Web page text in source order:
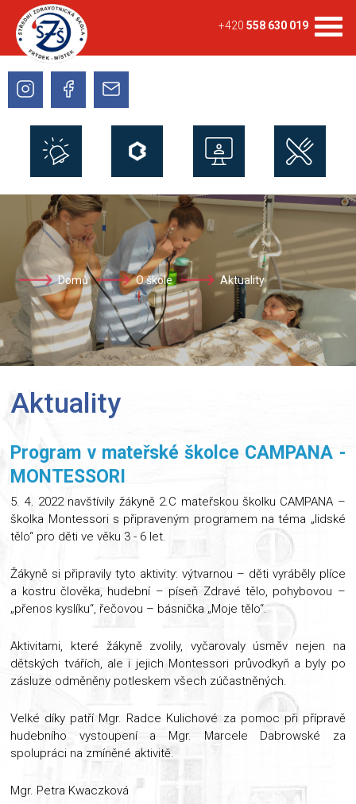
+420 558 630 019
Domů O škole Aktuality
Aktuality
Program v mateřské školce CAMPANA -
MONTESSORI
5. 4. 2022 navštívily žákyně 2.C mateřskou školku CAMPANA –
školka Montessori s připraveným programem na téma „lidské
tělo“ pro děti ve věku 3 - 6 let.
Žákyně si připravily tyto aktivity: výtvarnou – děti vyráběly plíce
a kostru člověka, hudební – píseň Zdravé tělo, pohybovou –
„přenos kyslíku“, řečovou – básnička „Moje tělo“.
Aktivitami, které žákyně zvolily, vyčarovaly úsměv nejen na
dětských tvářích, ale i jejich Montessori průvodkyň a byly po
zásluze odměněny potleskem všech zúčastněných.
Velké díky patří Mgr. Radce Kulichové za pomoc při přípravě
hudebního vystoupení a Mgr. Marcele Dabrowské za
spolupráci na zmíněné aktivitě.
Mgr. Petra Kwaczková